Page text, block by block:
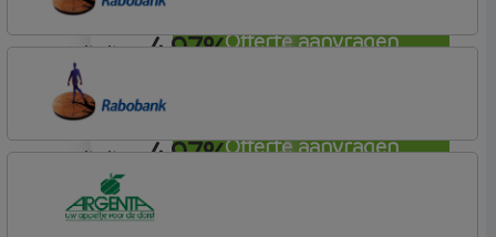
Offerte aanvragen
4,97%
Offerte aanvragen
annuiteit
4,97%
Rabobank Spaarbank
Basisvoorwaarden (incl korting)
annuiteit
Rabobank Spaarbank
Basisvoorwaarden (incl korting)